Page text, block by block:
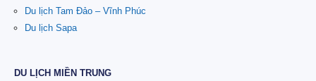
Du lịch Tam Đảo – Vĩnh Phúc
Du lịch Sapa
DU LỊCH MIỀN TRUNG